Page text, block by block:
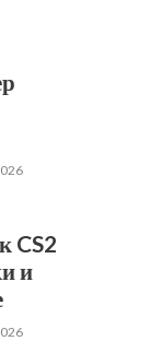
CS2
и